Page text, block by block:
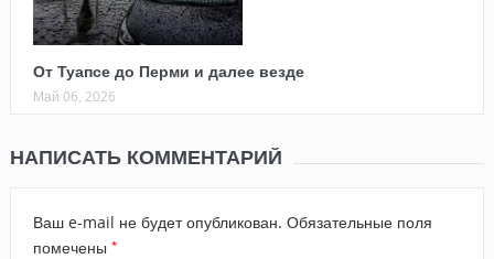
От Туапсе до Перми и далее везде
Май 06, 2026
НАПИСАТЬ КОММЕНТАРИЙ
Ваш e-mail не будет опубликован. Обязательные поля
помечены *